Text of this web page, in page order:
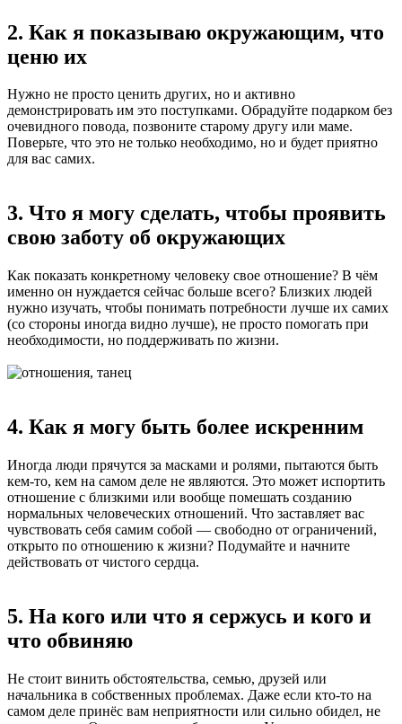
2. Как я показываю окружающим, что
ценю их
Нужно не просто ценить других, но и активно
демонстрировать им это поступками. Обрадуйте подарком без
очевидного повода, позвоните старому другу или маме.
Поверьте, что это не только необходимо, но и будет приятно
для вас самих.
3. Что я могу сделать, чтобы проявить
свою заботу об окружающих
Как показать конкретному человеку свое отношение? В чём
именно он нуждается сейчас больше всего? Близких людей
нужно изучать, чтобы понимать потребности лучше их самих
(со стороны иногда видно лучше), не просто помогать при
необходимости, но поддерживать по жизни.
4. Как я могу быть более искренним
Иногда люди прячутся за масками и ролями, пытаются быть
кем-то, кем на самом деле не являются. Это может испортить
отношение с близкими или вообще помешать созданию
нормальных человеческих отношений. Что заставляет вас
чувствовать себя самим собой — свободно от ограничений,
открыто по отношению к жизни? Подумайте и начните
действовать от чистого сердца.
5. На кого или что я сержусь и кого и
что обвиняю
Не стоит винить обстоятельства, семью, друзей или
начальника в собственных проблемах. Даже если кто-то на
самом деле принёс вам неприятности или сильно обидел, не